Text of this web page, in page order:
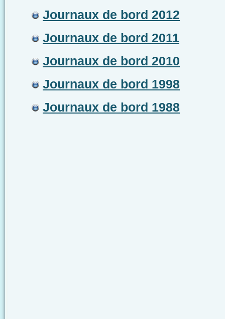
Journaux de bord 2012
Journaux de bord 2011
Journaux de bord 2010
Journaux de bord 1998
Journaux de bord 1988